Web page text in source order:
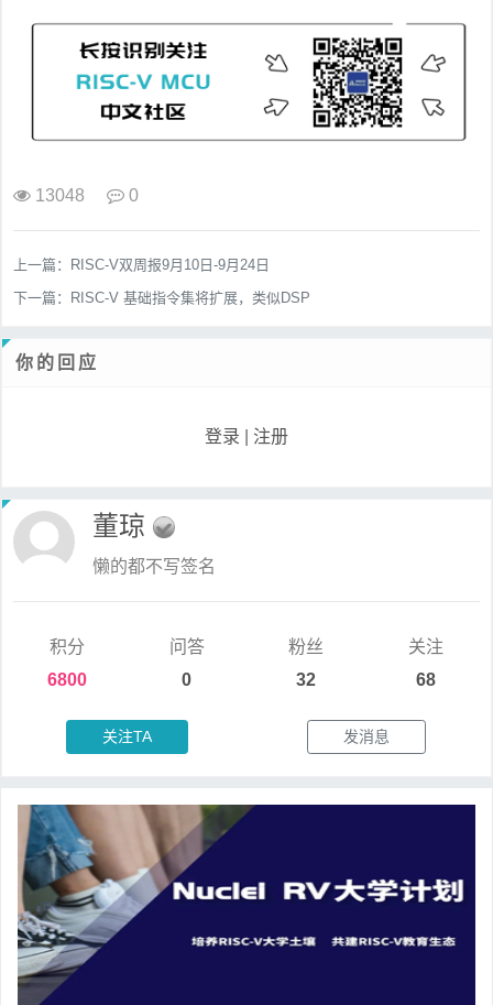
13048 0
上一篇： RISC-V双周报9月10日-9月24日
下一篇： RISC-V 基础指令集将扩展，类似DSP
你的回应
登录 注册
董琼
懒的都不写签名
积分
6800
问答
0
粉丝
32
关注
68
关注TA 发消息